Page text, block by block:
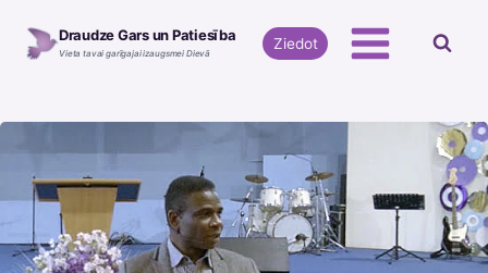
Draudze Gars un Patiesība
Vieta tavai garīgajai izaugsmei Dievā
Ziedot